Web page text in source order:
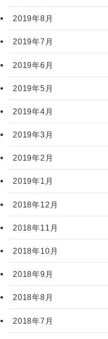
2019年8月
2019年7月
2019年6月
2019年5月
2019年4月
2019年3月
2019年2月
2019年1月
2018年12月
2018年11月
2018年10月
2018年9月
2018年8月
2018年7月